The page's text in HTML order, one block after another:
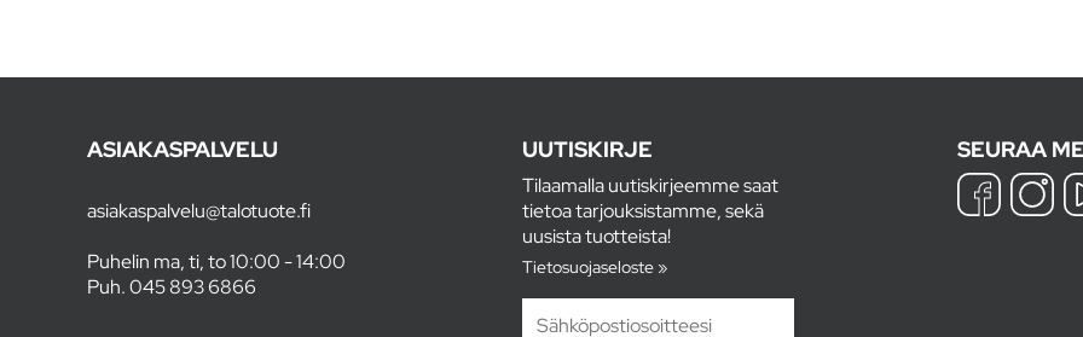
ASIAKASPALVELU
asiakaspalvelu@talotuote.fi
Puhelin ma, ti, to 10:00 - 14:00
Puh.045 893 6866
UUTISKIRJE
Tilaamalla uutiskirjeemme saat
tietoa tarjouksistamme, sekä
uusista tuotteista!
Tietosuojaseloste »
SEURAA